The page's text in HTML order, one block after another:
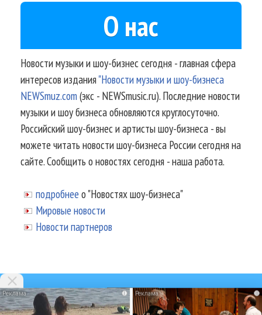
О нас
Новости музыки и шоу-бизнес сегодня - главная сфера
интересов издания"Новости музыки и шоу-бизнеса
NEWSmuz.com(экс - NEWSmusic.ru). Последние новости
музыки и шоу бизнеса обновляются круглосуточно.
Российский шоу-бизнес и артисты шоу-бизнеса - вы
можете читать новости шоу-бизнеса России сегодня на
сайте. Сообщить о новостях сегодня - наша работа.
подробнее о "Новостях шоу-бизнеса"
Мировые новости
Новости партнеров
© 2002-2026.Информационное
i i